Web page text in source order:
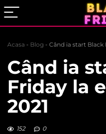
Acasa - Blog - Când ia start Black
Când ia
Friday la
2021
152 0